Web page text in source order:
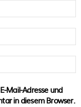
Mail-Adresse und
in diesem Browser.